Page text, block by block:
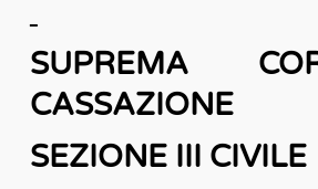
SUPREMA
CASSAZIONE
SEZIONE III CIVILE